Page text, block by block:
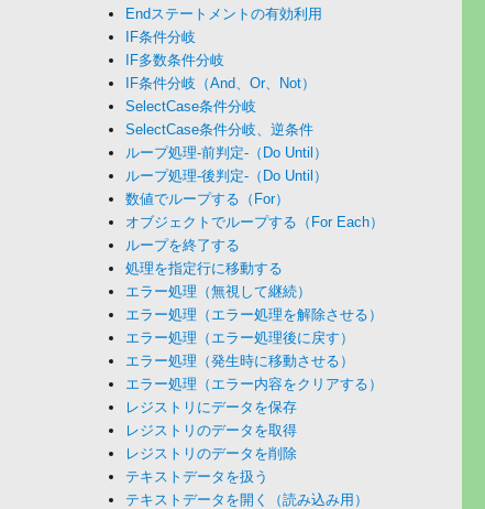
Endステートメントの有効利用
IF条件分岐
IF多数条件分岐
IF条件分岐（And、Or、Not）
SelectCase条件分岐
SelectCase条件分岐、逆条件
ループ処理-前判定-（Do Until）
ループ処理-後判定-（Do Until）
数値でループする（For）
オブジェクトでループする（For Each）
ループを終了する
処理を指定行に移動する
エラー処理（無視して継続）
エラー処理（エラー処理を解除させる）
エラー処理（エラー処理後に戻す）
エラー処理（発生時に移動させる）
エラー処理（エラー内容をクリアする）
レジストリにデータを保存
レジストリのデータを取得
レジストリのデータを削除
テキストデータを扱う
テキストデータを開く（読み込み用）